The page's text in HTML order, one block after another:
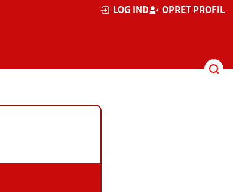
LOG IND OPRET PROFIL